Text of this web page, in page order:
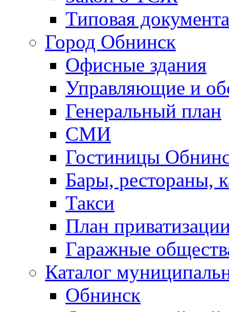
Типовая
Город Обнинск
Офисные здания
Управляющие и
Генеральный план
СМИ
Гостиницы
Бары, рестораны,
Такси
План
Гаражные
Каталог
Обнинск